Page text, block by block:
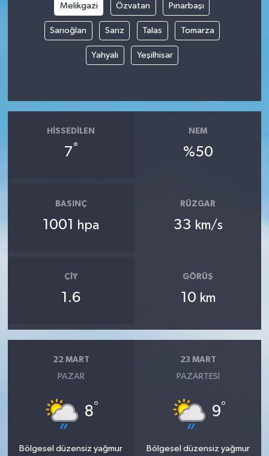
Melikgazi Özvatan Pınarbaşı
Sarıoğlan Sarız Talas Tomarza
Yahyalı Yeşilhisar
HISSEDILEN
7°
NEM
%50
BASINÇ
1001 hpa
RÜZGAR
33 km/s
ÇIY
1.6
GÖRÜŞ
10 km
22 MART
PAZAR
8°
Bölgesel düzensiz yağmur
23 MART
PAZARTESI
9°
Bölgesel düzensiz yağmur